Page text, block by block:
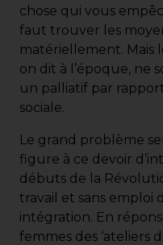
chose qui vous
faut trouver les
matériellement. Mais
on dit à l’époque, ne
un palliatif par
sociale.
Le grand problème
figure à ce devoir
débuts de la
travail et sans emploi
intégration. En
femmes des ‘ateliers